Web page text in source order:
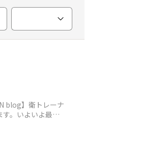
blog】衛トレーナ
。​いよいよ最終